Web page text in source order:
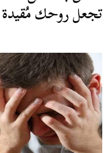
تجعل روحك مُقيدة